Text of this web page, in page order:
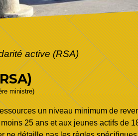
active (RSA)
ministre)
un niveau minimum de
25 ans et aux jeunes actifs de